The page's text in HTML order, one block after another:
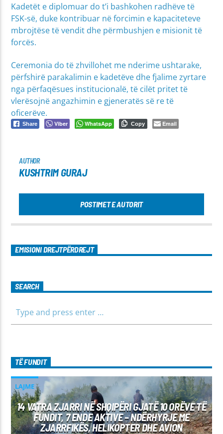
Kadetët e diplomuar do t’i bashkohen radhëve të
FSK-së, duke kontribuar në forcimin e kapaciteteve
mbrojtëse të vendit dhe përmbushjen e misionit të
forcës.
Ceremonia do të zhvillohet me nderime ushtarake,
përfshirë parakalimin e kadetëve dhe fjalime zyrtare
nga përfaqësues institucionalë, të cilët pritet të
vlerësojnë angazhimin e gjeneratës së re të
oficerëve.
Share Viber WhatsApp Copy Email
AUTHOR
KUSHTRIM GURAJ
POSTIMET E AUTORIT
EMISIONI DREJTPËRDREJT
SEARCH
TË FUNDIT
LAJME
14 VATRA ZJARRI NË SHQIPËRI GJATË 10 ORËVE TË
FUNDIT, 7 ENDE AKTIVE – NDËRHYRJE ME
ZJARRFIKËS, HELIKOPTER DHE AVION